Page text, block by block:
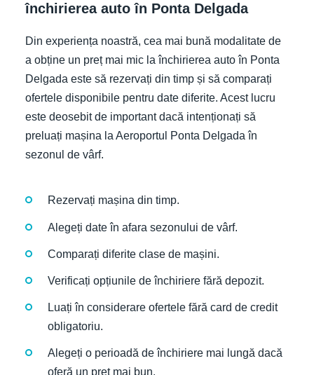
închirierea auto în Ponta Delgada
Din experiența noastră, cea mai bună modalitate de
a obține un preț mai mic la închirierea auto în Ponta
Delgada este să rezervați din timp și să comparați
ofertele disponibile pentru date diferite. Acest lucru
este deosebit de important dacă intenționați să
preluați mașina la Aeroportul Ponta Delgada în
sezonul de vârf.
Rezervați mașina din timp.
Alegeți date în afara sezonului de vârf.
Comparați diferite clase de mașini.
Verificați opțiunile de închiriere fără depozit.
Luați în considerare ofertele fără card de credit
obligatoriu.
Alegeți o perioadă de închiriere mai lungă dacă
oferă un preț mai bun.